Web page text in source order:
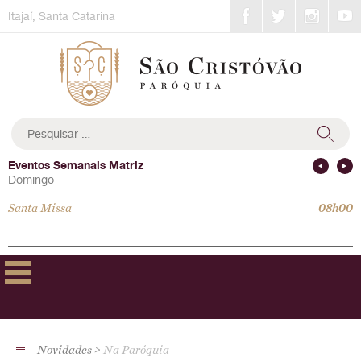
toItajaí, Santa Catarina
por:
Eventos Semanais Matriz
Domingo
Santa Missa 08h00
Novidades Na Paróquia